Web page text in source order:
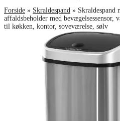
Forside » Skraldespand » Skraldespand
affaldsbeholder med
til køkken, kontor, soveværelse, sølv